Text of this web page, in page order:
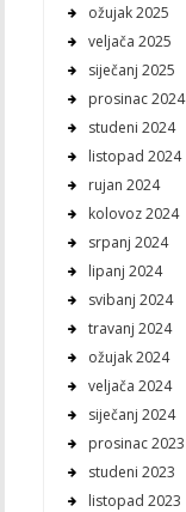
ožujak 2025
veljača 2025
siječanj 2025
prosinac 2024
studeni 2024
listopad 2024
rujan 2024
kolovoz 2024
srpanj 2024
lipanj 2024
svibanj 2024
travanj 2024
ožujak 2024
veljača 2024
siječanj 2024
prosinac 2023
studeni 2023
listopad 2023